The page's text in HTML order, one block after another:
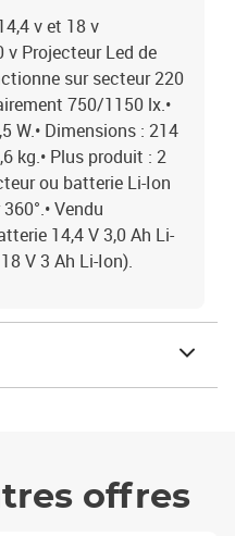
v et 18 v
Projecteur Led de
sur secteur 220
750/1150 lx.•
W.• Dimensions : 214
kg.• Plus produit : 2
ou batterie Li-Ion
Vendu
14,4 V 3,0 Ah Li-
V 3 Ah Li-Ion).
offres